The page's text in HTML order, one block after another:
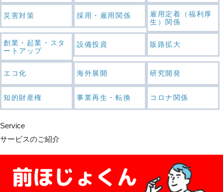
災害対策 採用・雇用関係
雇用定着（福利厚
生）関係
創業・起業・スタ
ートアップ
設備投資 販路拡大
エコ化 海外展開 研究開発
知的財産権 事業再生・転換 コロナ関係
Service
サービスのご紹介